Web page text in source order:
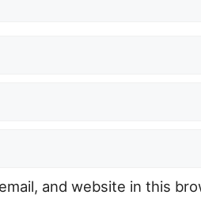
and website in this